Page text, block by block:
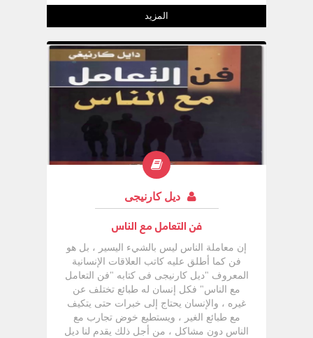
وعى أشمل وأدق بمتاهة الرسائل السلوكية
والتلميحات التى يصدرها الآخرون حولك ،
وخصوصاً تلك المشفرة بسلسلة لا متناهية من
الإشارات والكلمات والحركات والتصرفات
وأساليب الحياة والتعامل..
المزيد
ديل كارنيجى
فن التعامل مع الناس
إن معاملة الناس ليس بالشيء اليسير ، بل هو
فن كما أطلق عليه كاتب العلاقات الإنسانية
المعروف "ديل كارنيجى فى كتابه "فن التعامل
مع الناس" فكل إنسان له طبائع تختلف عن
غيره ، والإنسان يحتاج إلى خبرات حتى يتكيف
مع طبائع الغير ، ويستطيع خوض تجارب مع
الناس دون مشاكل ، من أجل ذلك يقدم لنا ديل